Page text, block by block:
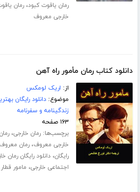
رمان یاقوت کبود،رمان
خارجی معروف
دانلود کتاب رمان مأمور راه آهن
از: اریک لومکس
موضوع:دانلود رایگان
زندگینامه و سفرنامه
۱۶۳ صفحه
برچسب‌ها:رمان خارجی،
خارجی معروف،رمان
رایگان،دانلود رایگان رمان
اجتماعی خارجی، مامور قطار